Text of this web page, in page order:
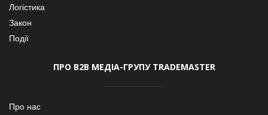
Логістика
Закон
Події
ПРО В2В МЕДІА-ГРУПУ TRADEMASTER
Про нас